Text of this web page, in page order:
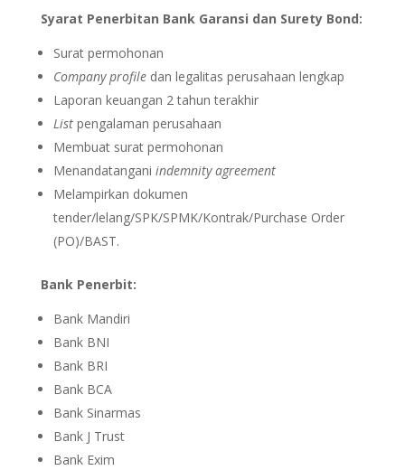
Syarat Penerbitan Bank Garansi dan Surety Bond:
Surat permohonan
Company profiledan legalitas perusahaan lengkap
Laporan keuangan 2 tahun terakhir
Listpengalaman perusahaan
Membuat surat permohonan
Menandatangani indemnity agreement
Melampirkan dokumen
tender/lelang/SPK/SPMK/Kontrak/Purchase Order
(PO)/BAST.
Bank Penerbit:
Bank Mandiri
Bank BNI
Bank BRI
Bank BCA
Bank Sinarmas
Bank J Trust
Bank Exim